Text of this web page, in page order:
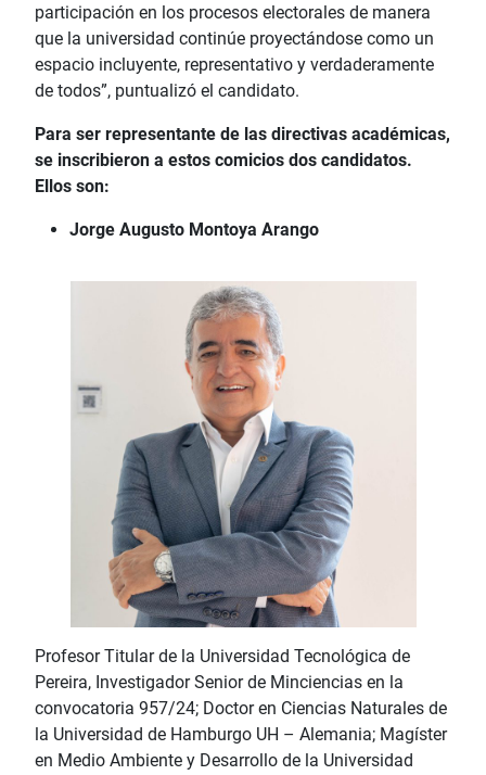
participación en los procesos electorales de manera
que la universidad continúe proyectándose como un
espacio incluyente, representativo y verdaderamente
de todos”, puntualizó el candidato.
Para ser representante de las directivas académicas,
se inscribieron a estos comicios dos candidatos.
Ellos son:
Jorge Augusto Montoya Arango
Profesor Titular de la Universidad Tecnológica de
Pereira, Investigador Senior de Minciencias en la
convocatoria 957/24; Doctor en Ciencias Naturales de
la Universidad de Hamburgo UH – Alemania; Magíster
en Medio Ambiente y Desarrollo de la Universidad